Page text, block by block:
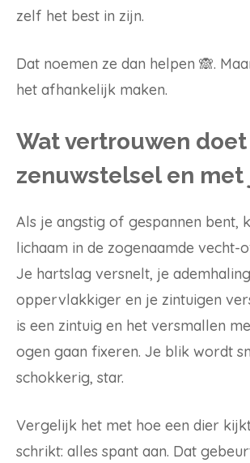
zelf het best in zijn.
Dat noemen ze dan helpen 🙈.
het afhankelijk maken.
Wat vertrouwen
zenuwstelsel en
Als je angstig of gespannen bent,
lichaam in de zogenaamde vecht-
Je hartslag versnelt, je
oppervlakkiger en je zintuigen
is een zintuig en het versmallen
ogen gaan fixeren. Je blik wordt
schokkerig, star.
Vergelijk het met hoe een dier
schrikt: alles spant aan. Dat